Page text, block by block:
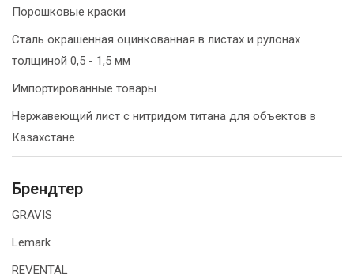
Порошковые краски
Сталь окрашенная оцинкованная в листах и рулонах
толщиной 0,5 - 1,5 мм
Импортированные товары
Нержавеющий лист с нитридом титана для объектов в
Казахстане
Брендтер
GRAVIS
Lemark
REVENTAL